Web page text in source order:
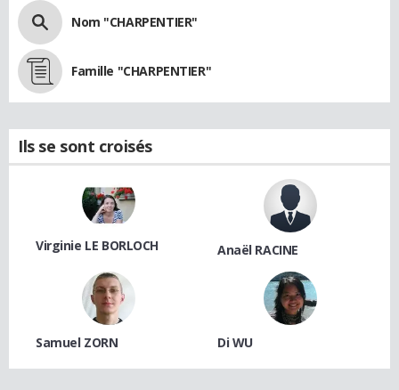
Nom "CHARPENTIER"
Famille "CHARPENTIER"
Ils se sont croisés
Virginie LE BORLOCH Anaël RACINE
Samuel ZORN Di WU